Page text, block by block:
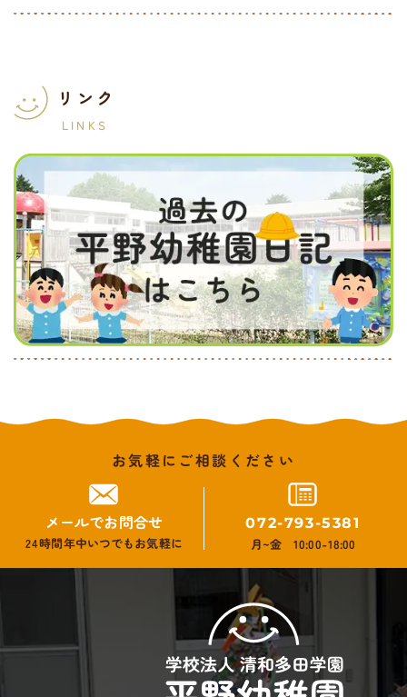
リンク
LINKS
お気軽にご相談ください
メールでお問合せ
24時間年中いつでもお気軽に
072-793-5381
月~金 10:00-18:00